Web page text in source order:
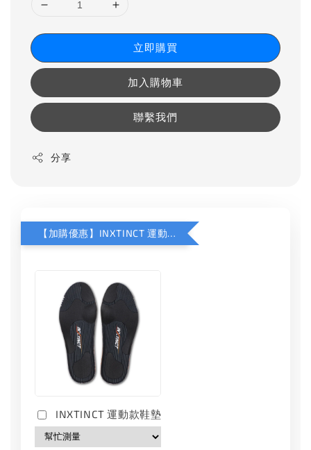
立即購買
加入購物車
聯繫我們
分享
【加購優惠】INXTINCT 運動款鞋墊
INXTINCT 運動款鞋墊